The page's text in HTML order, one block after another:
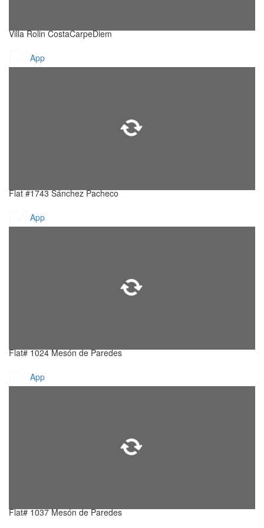
Villa Rolin CostaCarpeDiem
App
Flat #1743 Sánchez Pacheco
App
Flat# 1024 Mesón de Paredes
App
Flat# 1037 Mesón de Paredes